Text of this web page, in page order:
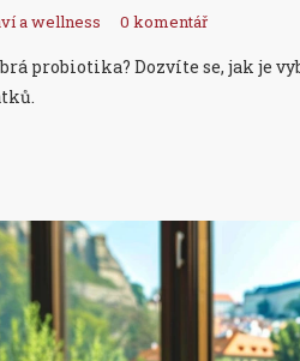
a wellness 0 komentář
probiotika? Dozvíte se, jak je